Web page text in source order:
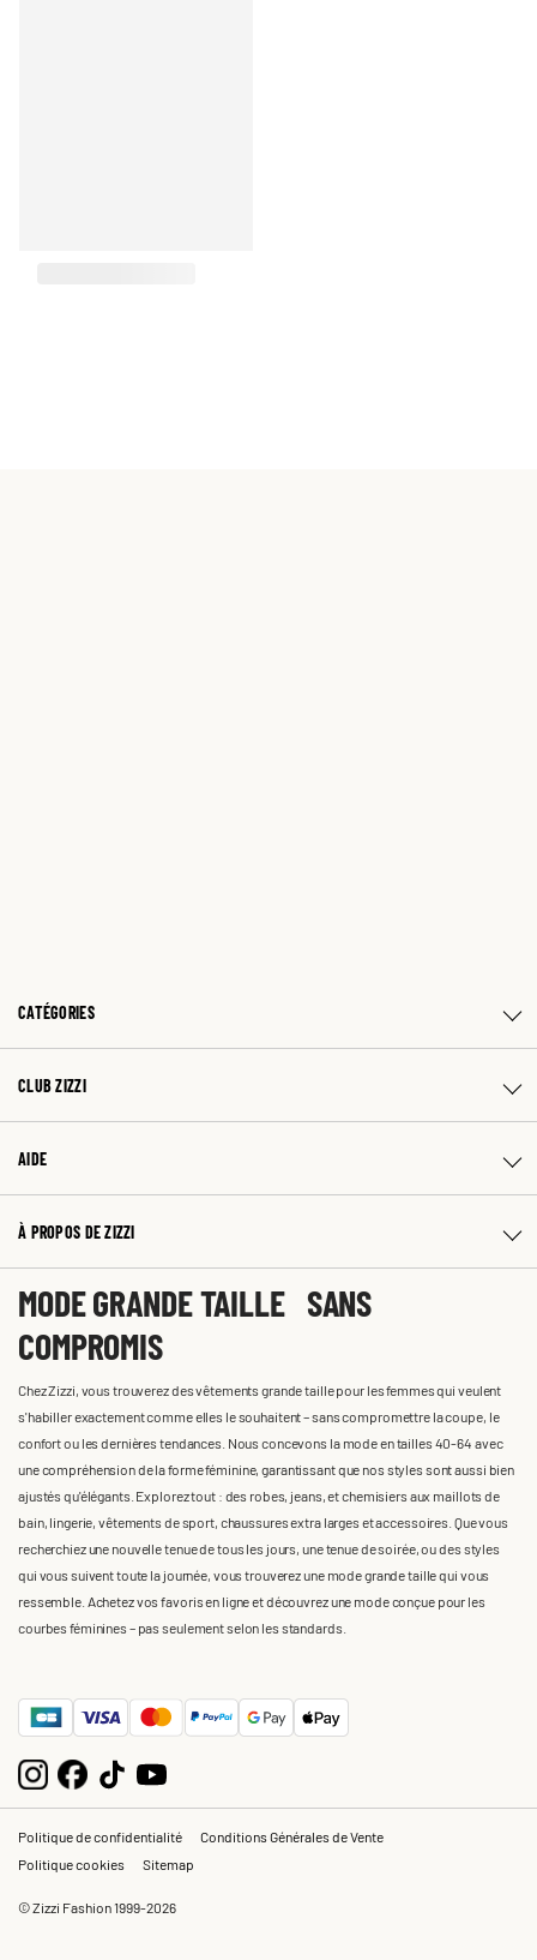
CATÉGORIES
CLUB ZIZZI
AIDE
À PROPOS DE ZIZZI
MODE GRANDE TAILLE SANS
COMPROMIS
Chez Zizzi, vous trouverez des vêtements grande taille pour les femmes qui veulent
s'habiller exactement comme elles le souhaitent – sans compromettre la coupe, le
confort ou les dernières tendances. Nous concevons la mode en tailles 40-64 avec
une compréhension de la forme féminine, garantissant que nos styles sont aussi bien
ajustés qu'élégants. Explorez tout : des robes, jeans, et chemisiers aux maillots de
bain, lingerie, vêtements de sport, chaussures extra larges et accessoires. Que vous
recherchiez une nouvelle tenue de tous les jours, une tenue de soirée, ou des styles
qui vous suivent toute la journée, vous trouverez une mode grande taille qui vous
ressemble. Achetez vos favoris en ligne et découvrez une mode conçue pour les
courbes féminines – pas seulement selon les standards.
Politique de confidentialité
Conditions Générales de Vente
Politique cookies
Sitemap
© Zizzi Fashion 1999-2026